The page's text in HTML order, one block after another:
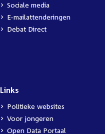
Sociale media
E-mailattenderingen
Debat Direct
Links
Politieke websites
Voor jongeren
Open Data Portaal